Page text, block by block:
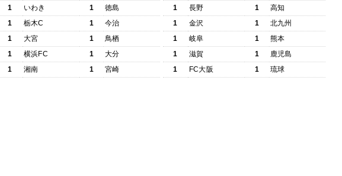
1
いわき 1
徳島
1
栃木C 1
今治
1
大宮 1
鳥栖
1
横浜FC 1
大分
1
湘南 1 宮崎
1
長野 1
高知
1
金沢 1
北九州
1
岐阜 1
熊本
1
滋賀 1
鹿児島
1
FC大阪 1 琉球